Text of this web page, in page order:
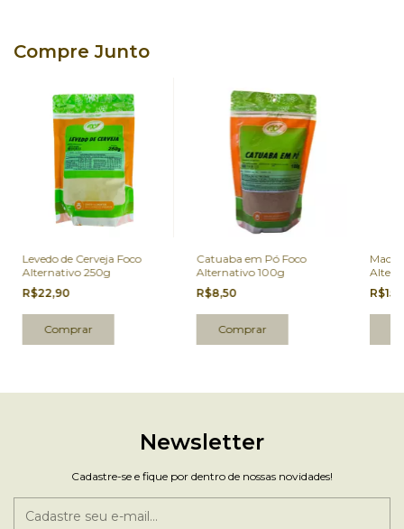
Compre Junto
Levedo de Cerveja Foco
Alternativo 250g
R$22,90
Catuaba em Pó Foco
Alternativo 100g
R$8,50
Maca
Newsletter
Cadastre-se e fique por dentro de nossas novidades!